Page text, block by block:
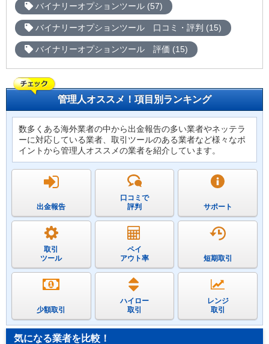
バイナリーオプションツール (57)
バイナリーオプションツール 口コミ・評判 (15)
バイナリーオプションツール 評価 (15)
管理人オススメ！項目別ランキング
数多くある海外業者の中から出金報告の多い業者やネッテラ
ーに対応している業者、取引ツールのある業者など様々なポ
イントから管理人オススメの業者を紹介しています。
出金報告
口コミで
評判
サポート
取引
ツール
ペイ
アウト率
短期取引
少額取引
ハイロー
取引
レンジ
取引
気になる業者を比較！